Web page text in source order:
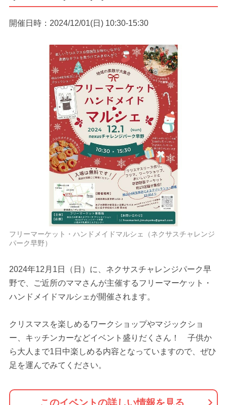
開催日時：2024/12/01(日) 10:30-15:30
フリーマーケット・ハンドメイドマルシェ（ネクサスチャレンジ
パーク早野）
2024年12月1日（日）に、ネクサスチャレンジパーク早
野で、ご近所のママさんが主催するフリーマーケット・
ハンドメイドマルシェが開催されます。
クリスマスを楽しめるワークショップやマジックショ
ー、キッチンカーなどイベント盛りだくさん！ 子供か
ら大人まで1日中楽しめる内容となっていますので、ぜひ
足を運んでみてください。
このイベントの詳しい情報を見る